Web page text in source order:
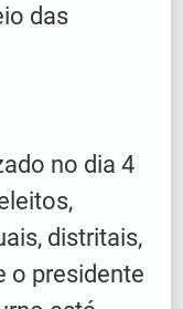
das
no dia 4
distritais,
o presidente